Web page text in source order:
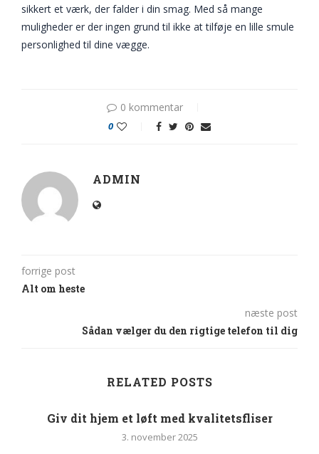
sikkert et værk, der falder i din smag. Med så mange
muligheder er der ingen grund til ikke at tilføje en lille smule
personlighed til dine vægge.
0 kommentar
0
ADMIN
forrige post
Alt om heste
næste post
Sådan vælger du den rigtige telefon til dig
RELATED POSTS
Giv dit hjem et løft med kvalitetsfliser
3. november 2025